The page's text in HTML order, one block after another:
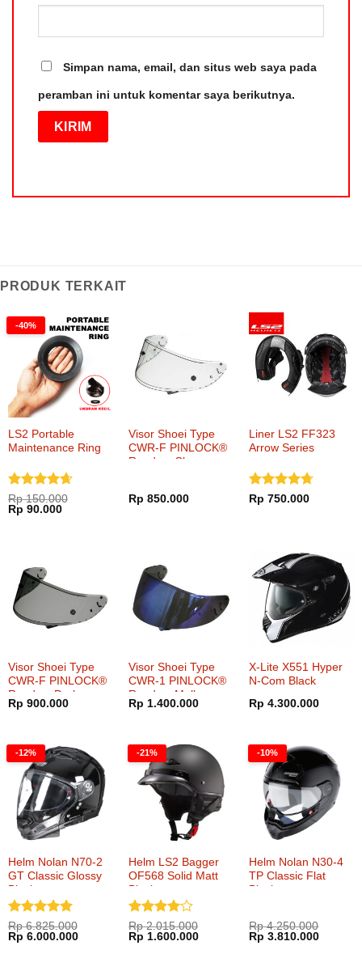
Simpan nama, email, dan situs web saya pada
peramban ini untuk komentar saya berikutnya.
PRODUK TERKAIT
-40%
LS2 Portable
Maintenance Ring
Dinilai
4.67dari
Rp150.000
Harga
aslinya
Rp 90.000Harga
Visor Shoei Type
CWR-F PINLOCK®
Ready – Clear
Rp 850.000
Liner LS2 FF323
Arrow Series
Dinilai
Rp 750.000
Visor Shoei Type
CWR-F PINLOCK®
Ready – Dark
Smoke
Rp 900.000
Visor Shoei Type
CWR-1 PINLOCK®
Ready – Mellow
Smoke Mirror Blue
Rp 1.400.000
X-Lite X551 Hyper
N-Com Black
Rp 4.300.000
-12%
Helm Nolan N70-2
GT Classic Glossy
Black
Dinilai5
dari 5
Rp6.825.000
Harga
aslinya
Rp 6.000.000Harga
-21%
Helm LS2 Bagger
OF568 Solid Matt
Black
Dinilai4
dari 5
Rp2.015.000
Harga
aslinya
Rp 1.600.000Harga
-10%
Helm Nolan N30-4
TP Classic Flat
Black
Rp4.250.000
Harga
aslinya
Rp 3.810.000Harga